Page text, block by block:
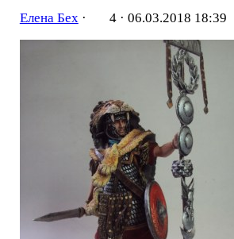
Елена Бех· 4 · 06.03.2018 18:39